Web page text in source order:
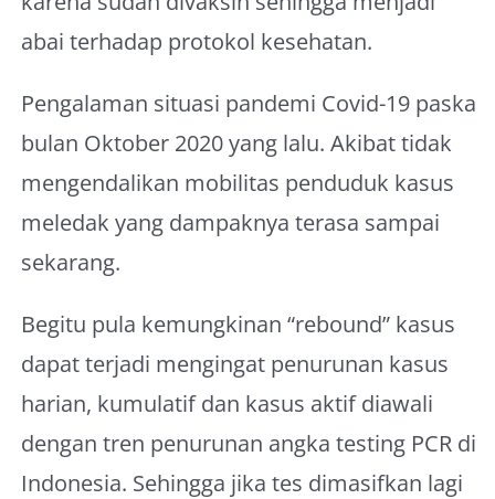
abai terhadap protokol kesehatan.
Pengalaman situasi pandemi Covid-19 paska
bulan Oktober 2020 yang lalu. Akibat tidak
mengendalikan mobilitas penduduk kasus
meledak yang dampaknya terasa sampai
sekarang.
Begitu pula kemungkinan “rebound” kasus
dapat terjadi mengingat penurunan kasus
harian, kumulatif dan kasus aktif diawali
dengan tren penurunan angka testing PCR di
Indonesia. Sehingga jika tes dimasifkan lagi